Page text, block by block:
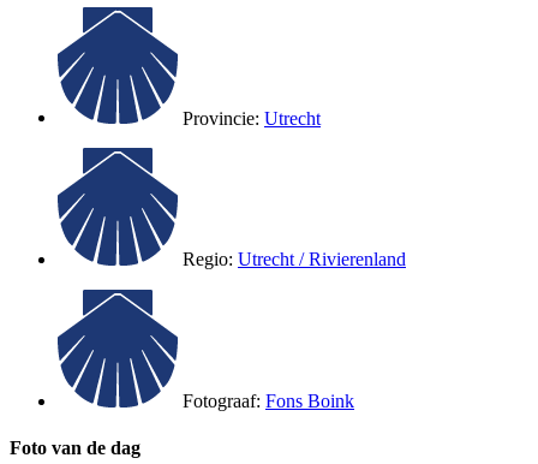
Provincie: Utrecht
Regio: Utrecht / Rivierenland
Fotograaf: Fons Boink
Foto van de dag